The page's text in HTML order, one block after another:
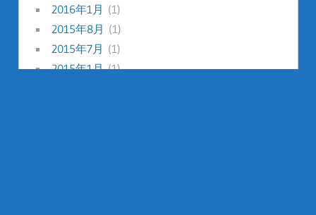
2016年1月 (1)
2015年8月 (1)
2015年7月 (1)
2015年1月(1)